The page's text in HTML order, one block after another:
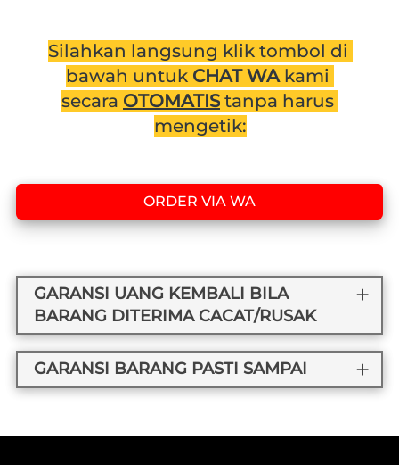
Silahkan langsung klik tombol di
bawah untuk CHAT WA kami
secara OTOMATIS tanpa harus
mengetik:
`
ORDER VIA WA
GARANSI UANG KEMBALI BILA
BARANG DITERIMA CACAT/RUSAK
GARANSI BARANG PASTI SAMPAI